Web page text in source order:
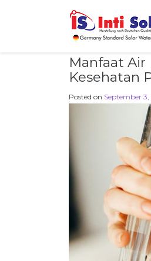
Manfaat
Kesehatan
Posted on September 3,